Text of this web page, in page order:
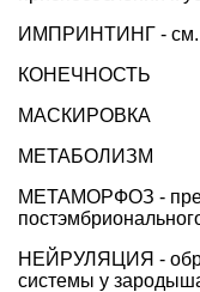
ИМПРИНТИНГ - см.
КОНЕЧНОСТЬ
МАСКИРОВКА
МЕТАБОЛИЗМ
МЕТАМОРФОЗ -
НЕЙРУЛЯЦИЯ -
системы у